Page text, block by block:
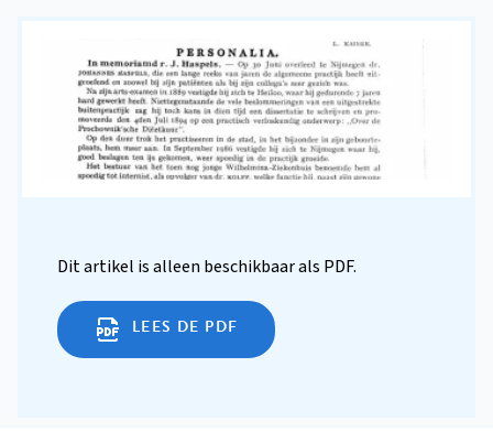
Dit artikel is alleen beschikbaar als PDF.
LEES DE PDF